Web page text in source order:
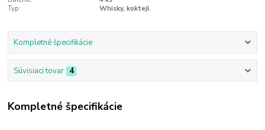
Typ:
Whisky, koktejl
Kompletné špecifikácie
Súvisiaci tovar 4
Kompletné špecifikácie